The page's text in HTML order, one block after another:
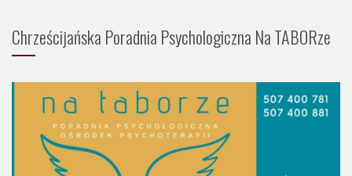
Chrześcijańska Poradnia Psychologiczna Na TABORze